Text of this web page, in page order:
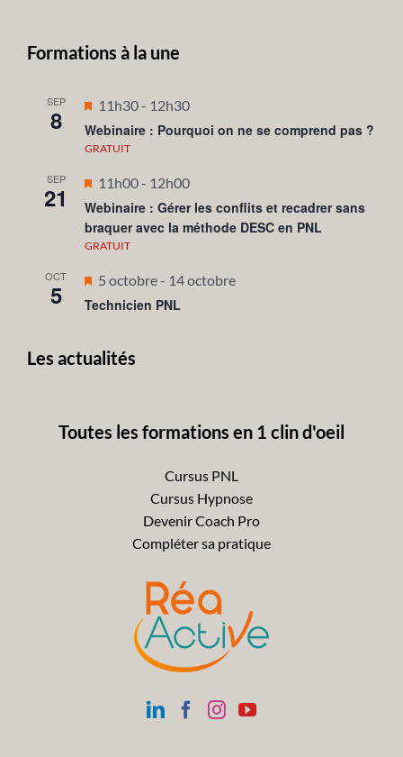
Formations à la une
SEP
8
Mis
en
avant
11h30- 12h30
Webinaire : Pourquoi on ne se comprend pas ?
GRATUIT
SEP
21
Mis
en
avant
11h00- 12h00
Webinaire : Gérer les conflits et recadrer sans
braquer avec la méthode DESC en PNL
GRATUIT
OCT
5
Mis
en
5 octobre- 14 octobre
Technicien PNL
Les actualités
Toutes les formations en 1 clin d'oeil
Cursus PNL
Cursus Hypnose
Devenir Coach Pro
Compléter sa pratique